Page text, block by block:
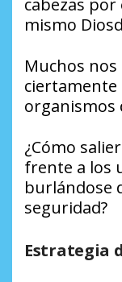
cabezas por
mismo
Muchos
organismos
¿Cómo
frente a los
burlándose
seguridad?
Estrategia